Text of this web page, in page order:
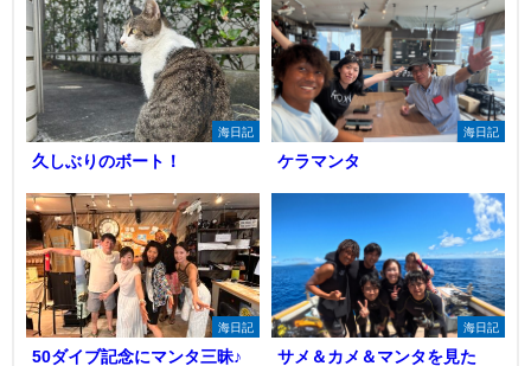
海日記
久しぶりのボート！
海日記
ケラマンタ
海日記
50ダイブ記念にマンタ三昧♪
海日記
サメ＆カメ＆マンタを見た